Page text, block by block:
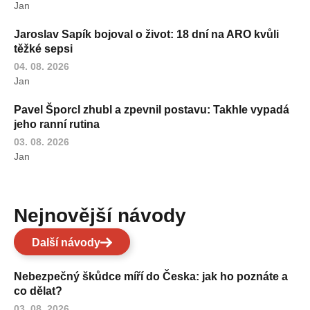
Jan
Jaroslav Sapík bojoval o život: 18 dní na ARO kvůli
těžké sepsi
04. 08. 2026
Jan
Pavel Šporcl zhubl a zpevnil postavu: Takhle vypadá
jeho ranní rutina
03. 08. 2026
Jan
Nejnovější návody
Další návody
Nebezpečný škůdce míří do Česka: jak ho poznáte a
co dělat?